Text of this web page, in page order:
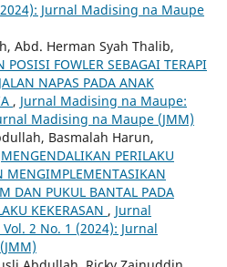
Jurnal Madising na Maupe
Abd. Herman Syah Thalib,
POSISI FOWLER SEBAGAI TERAPI
NAPAS PADA ANAK
, Jurnal Madising na Maupe:
Madising na Maupe (JMM)
Basmalah Harun,
MENGENDALIKAN PERILAKU
MENGIMPLEMENTASIKAN
DAN PUKUL BANTAL PADA
KEKERASAN , Jurnal
2 No. 1 (2024): Jurnal